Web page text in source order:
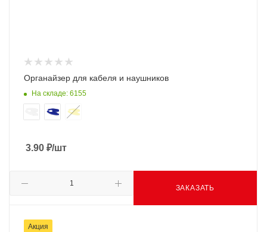
Органайзер для кабеля и наушников
На складе: 6155
3.90 ₽/шт
ЗАКАЗАТЬ
Акция